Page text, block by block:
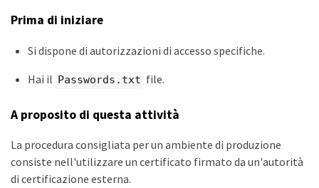
Prima di iniziare
Si dispone di autorizzazioni di accesso specifiche.
Hai il Passwords.txt file.
A proposito di questa attività
La procedura consigliata per un ambiente di produzione
consiste nell'utilizzare un certificato firmato da un'autorità
di certificazione esterna.